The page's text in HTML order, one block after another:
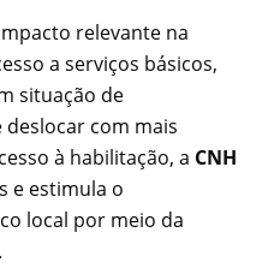
relevante na
a serviços básicos,
situação de
com mais
à habilitação, a CNH
e estimula o
local por meio da